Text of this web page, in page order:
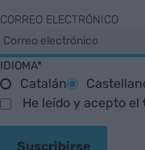
CORREO ELECTRÓNICO
IDIOMA*
Catalán
He leído y acepto el
Suscribirse